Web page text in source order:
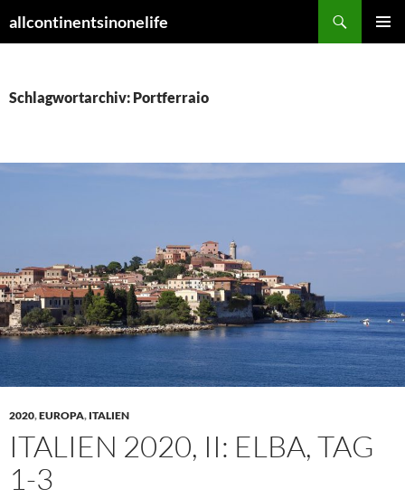
Inhalt
allcontinentsinonelife
Schlagwortarchiv: Portferraio
2020,EUROPA, ITALIEN
ITALIEN 2020, II: ELBA, TAG
1-3